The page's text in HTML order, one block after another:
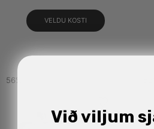
VELDU KOSTI
56%
Við viljum